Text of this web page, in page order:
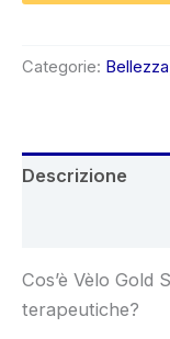
Categorie: Bellezza
Descrizione
Cos’è Vèlo Gold
terapeutiche?